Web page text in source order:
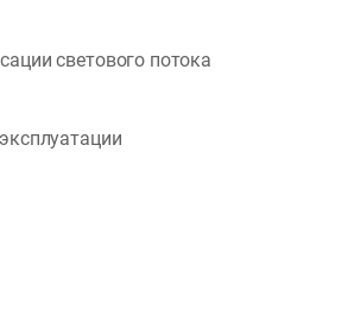
светового потока